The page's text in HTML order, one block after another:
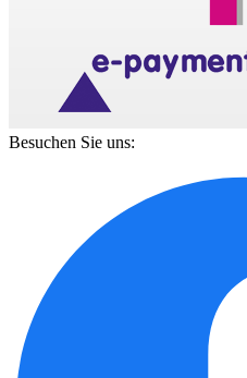
Besuchen Sie uns: